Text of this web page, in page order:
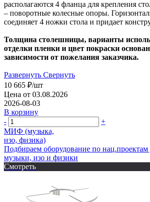
располагаются 4 фланца для крепления
– поворотные колесные опоры.
соединяет 4 ножки стола и придает
Толщина столешницы, варианты
отделки пленки и цвет покраски
зависимости от пожелания заказчика.
Развернуть Свернуть
10 665 ₽/шт
Цена от 03.08.2026
2026-08-03
В корзину
-
+
МИФ (музыка,
изо, физика)
Подбираем оборудование по нац.проектам
музыки, изо и физики
Смотреть